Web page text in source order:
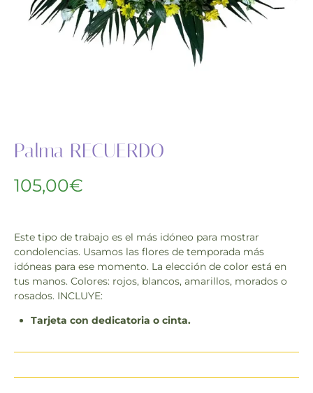
Palma RECUERDO
105,00€
Este tipo de trabajo es el más idóneo para mostrar
condolencias. Usamos las flores de temporada más
idóneas para ese momento. La elección de color está en
tus manos. Colores: rojos, blancos, amarillos, morados o
rosados. INCLUYE:
Tarjeta con dedicatoria o cinta.